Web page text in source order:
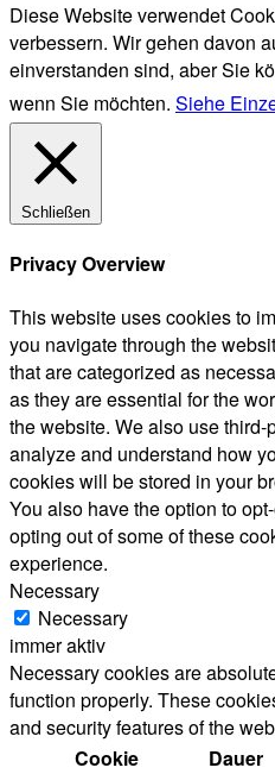
Diese Website verwendet
verbessern. Wir gehen davon
einverstanden sind, aber Sie
wenn Sie möchten. Siehe
Schließen
Privacy Overview
This website uses cookies to
you navigate through the
that are categorized as
as they are essential for the
the website. We also use
analyze and understand how
cookies will be stored in your
You also have the option to
opting out of some of these
experience.
Necessary
Necessary
immer aktiv
Necessary cookies are
function properly. These
and security features of the
Cookie
Dauer